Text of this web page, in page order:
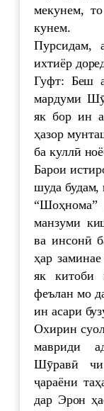
мекунем,
кунем.
Пурсидам,
ихтиёр
Гуфт: Беш
мардуми
як бор ин
ҳазор
ба куллӣ
Барои
шуда будам,
“Шоҳнома”
манзуми
ва инсонӣ
ҳар
як китоби
феълан мо
ин асари
Охирин
мавриди
Шӯравӣ
ҷараёни
дар Эрон